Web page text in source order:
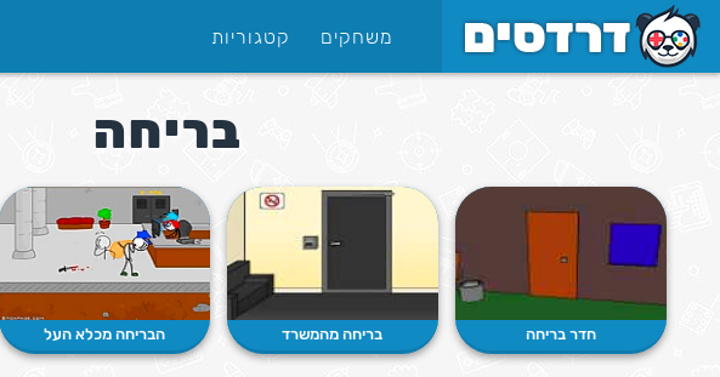
משחקים קטגוריות
בריחה
חדר בריחה בריחה מהמשרד הבריחה מכלא העל